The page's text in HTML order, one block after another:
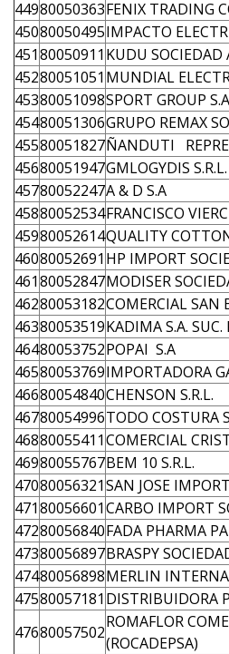
44980050363FENIX TRADING
45080050495IMPACTO
45180050911 KUDU
45280051051 MUNDIAL
45380051098SPORT GROUP
45480051306GRUPO REMAX
45580051827ÑANDUTI
45680051947GMLOGYDIS S.R.L.
45780052247A & D S.A
45880052534FRANCISCO
45980052614QUALITY
46080052691 HP IMPORT
46180052847MODISER
46280053182COMERCIAL SAN
46380053519KADIMA S.A. SUC.
46480053752POPAI S.A
46580053769IMPORTADORA
46680054840CHENSON S.R.L.
46780054996TODO COSTURA
46880055411COMERCIAL
46980055767BEM 10 S.R.L.
47080056321SAN JOSE
47180056601CARBO IMPORT
47280056840FADA PHARMA
47380056897BRASPY
47480056898MERLIN
47580057181 DISTRIBUIDORA
47680057502
ROMAFLOR
(ROCADEPSA)